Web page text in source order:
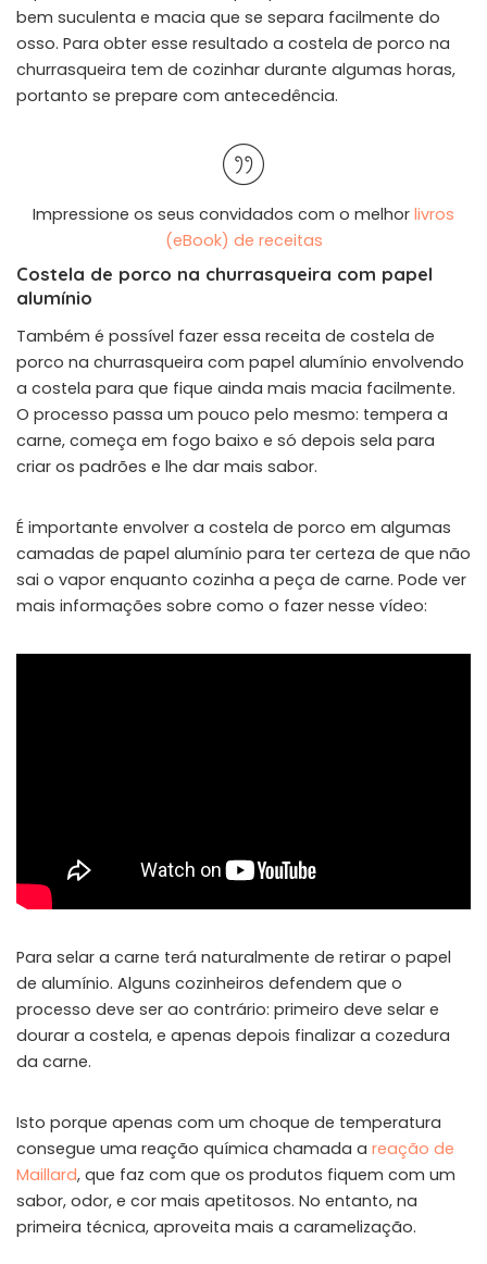
bem suculenta e macia que se separa facilmente do
osso. Para obter esse resultado a costela de porco na
churrasqueira tem de cozinhar durante algumas horas,
portanto se prepare com antecedência.
Impressione os seus convidados com o melhor livros
(eBook) de receitas
Costela de porco na churrasqueira com papel
alumínio
Também é possível fazer essa receita de costela de
porco na churrasqueira com papel alumínio envolvendo
a costela para que fique ainda mais macia facilmente.
O processo passa um pouco pelo mesmo: tempera a
carne, começa em fogo baixo e só depois sela para
criar os padrões e lhe dar mais sabor.
É importante envolver a costela de porco em algumas
camadas de papel alumínio para ter certeza de que não
sai o vapor enquanto cozinha a peça de carne. Pode ver
mais informações sobre como o fazer nesse vídeo:
Para selar a carne terá naturalmente de retirar o papel
de alumínio. Alguns cozinheiros defendem que o
processo deve ser ao contrário: primeiro deve selar e
dourar a costela, e apenas depois finalizar a cozedura
da carne.
Isto porque apenas com um choque de temperatura
consegue uma reação química chamada a reação de
Maillard, que faz com que os produtos fiquem com um
sabor, odor, e cor mais apetitosos. No entanto, na
primeira técnica, aproveita mais a caramelização.